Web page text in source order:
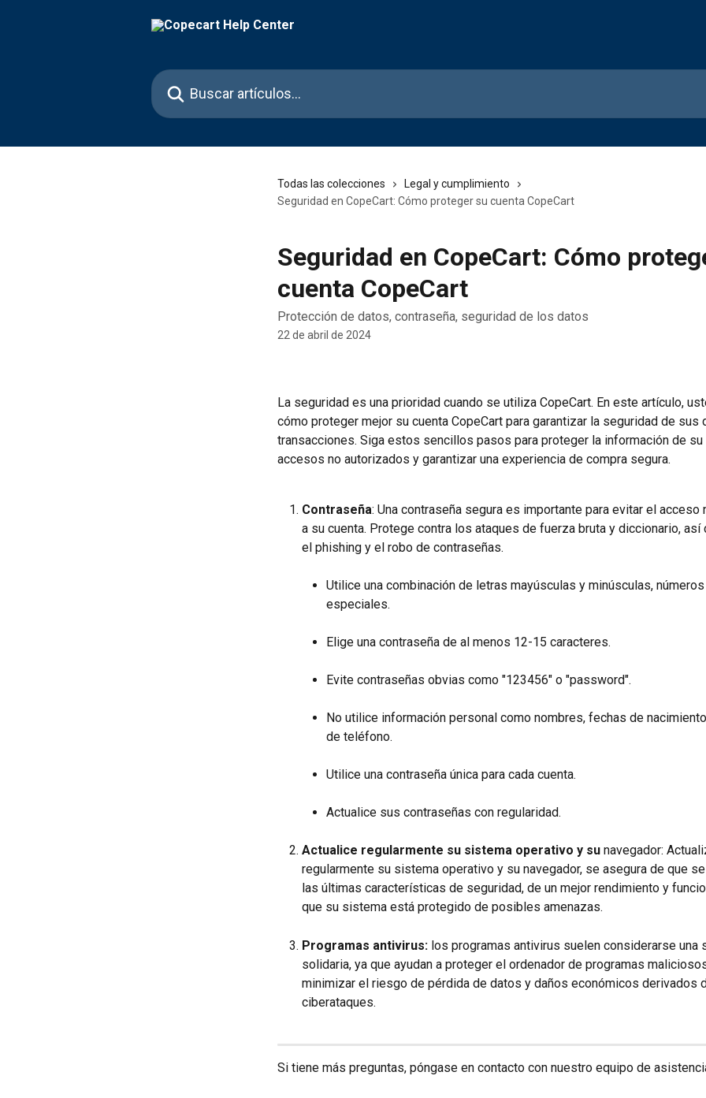
Buscar artículos...
Todas las colecciones
Legal y cumplimiento
Seguridad en CopeCart: Cómo proteger su cuenta CopeCart
Seguridad en CopeCart: Cómo
cuenta CopeCart
Protección de datos, contraseña, seguridad de los datos
22 de abril de 2024
La seguridad es una prioridad cuando se utiliza CopeCart. En este artículo,
cómo proteger mejor su cuenta CopeCart para garantizar la seguridad de
transacciones. Siga estos sencillos pasos para proteger la información de
accesos no autorizados y garantizar una experiencia de compra segura.
Contraseña: Una contraseña segura es importante para evitar el
a su cuenta. Protege contra los ataques de fuerza bruta y diccionario,
el phishing y el robo de contraseñas.
Utilice una combinación de letras mayúsculas y minúsculas,
especiales.
Elige una contraseña de al menos 12-15 caracteres.
Evite contraseñas obvias como "123456" o "password".
No utilice información personal como nombres, fechas de
de teléfono.
Utilice una contraseña única para cada cuenta.
Actualice sus contraseñas con regularidad.
Actualice regularmente su sistema operativo y su navegador:
regularmente su sistema operativo y su navegador, se asegura de que
las últimas características de seguridad, de un mejor rendimiento y
que su sistema está protegido de posibles amenazas.
Programas antivirus: los programas antivirus suelen considerarse una
solidaria, ya que ayudan a proteger el ordenador de programas
minimizar el riesgo de pérdida de datos y daños económicos derivados
ciberataques.
Si tiene más preguntas, póngase en contacto con nuestro equipo de